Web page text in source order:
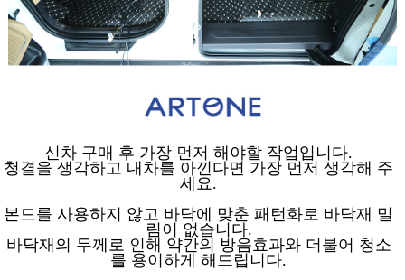
신차 구매 후 가장 먼저 해야할 작업입니다.
청결을 생각하고 내차를 아낀다면 가장 먼저 생각해 주
세요.
본드를 사용하지 않고 바닥에 맞춘 패턴화로 바닥재 밀
림이 없습니다.
바닥재의 두께로 인해 약간의 방음효과와 더불어 청소
를 용이하게 해드립니다.